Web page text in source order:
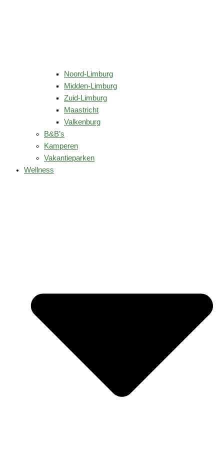
Noord-Limburg
Midden-Limburg
Zuid-Limburg
Maastricht
Valkenburg
B&B’s
Kamperen
Vakantieparken
Wellness